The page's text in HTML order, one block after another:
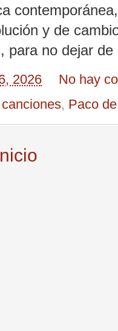
y de
para no dejar
2026
No hay
, Paco